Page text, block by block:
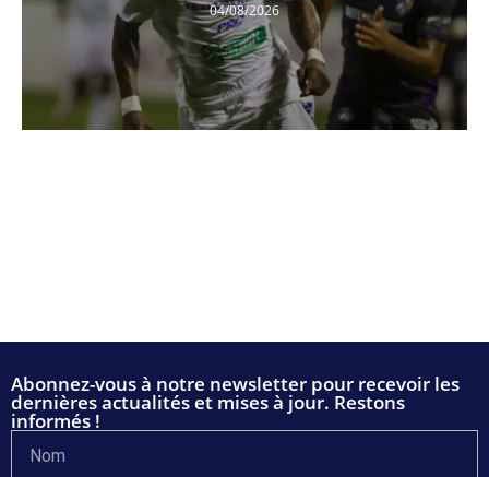
04/08/2026
Abonnez-vous à notre newsletter pour recevoir les
dernières actualités et mises à jour. Restons
informés !